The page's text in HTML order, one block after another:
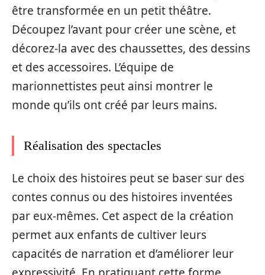
être transformée en un petit théâtre.
Découpez l’avant pour créer une scène, et
décorez-la avec des chaussettes, des dessins
et des accessoires. L’équipe de
marionnettistes peut ainsi montrer le
monde qu’ils ont créé par leurs mains.
Réalisation des spectacles
Le choix des histoires peut se baser sur des
contes connus ou des histoires inventées
par eux-mêmes. Cet aspect de la création
permet aux enfants de cultiver leurs
capacités de narration et d’améliorer leur